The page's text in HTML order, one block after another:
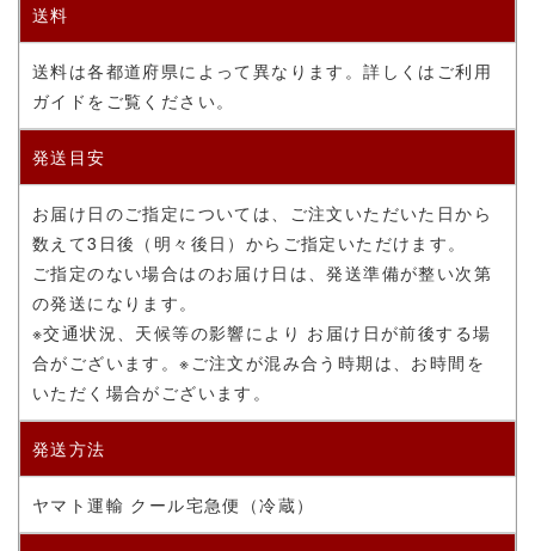
送料
送料は各都道府県によって異なります。詳しくはご利用
ガイドをご覧ください。
発送目安
お届け日のご指定については、ご注文いただいた日から
数えて3日後（明々後日）からご指定いただけます。
ご指定のない場合はのお届け日は、発送準備が整い次第
の発送になります。
※交通状況、天候等の影響により お届け日が前後する場
合がございます。※ご注文が混み合う時期は、お時間を
いただく場合がございます。
発送方法
ヤマト運輸 クール宅急便（冷蔵）